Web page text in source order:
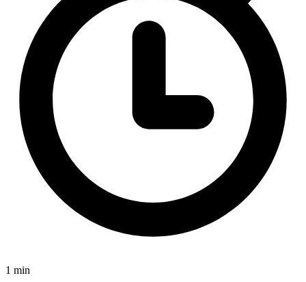
1 min